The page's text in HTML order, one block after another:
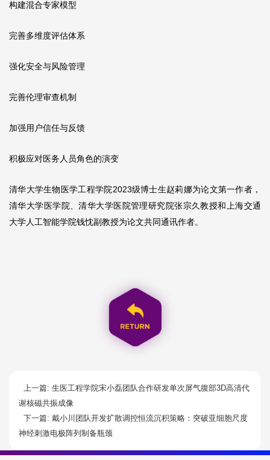
构建混合专家模型
完善多维度评估体系
强化安全与风险管理
完善伦理审查机制
加强用户信任与反馈
积极应对医务人员角色的演变
清华大学生物医学工程学院2023级博士生赵莉娜为论文第一作者，
清华大学医学院、清华大学医院管理研究院张宗久教授和上海交通
大学人工智能学院钱忱副教授为论文共同通讯作者。
上一篇: 生医工程学院宋小磊团队合作研发单次屏气腹部3D高清代
谢核磁共振成像
下一篇: 戴小川团队开发扩散调控恒流沉积策略：突破亚细胞尺度
神经刺激电极阵列制备瓶颈